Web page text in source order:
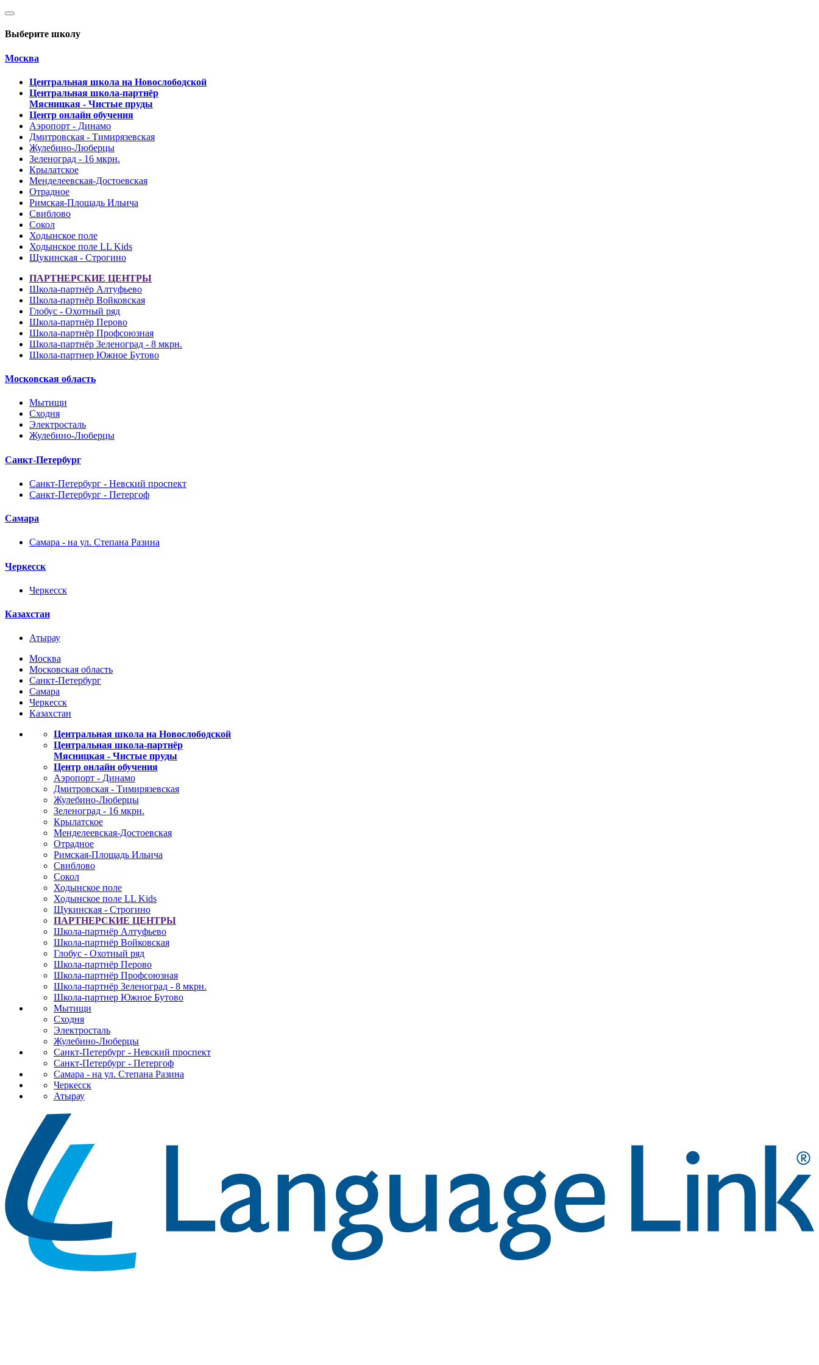
Выберите школу
Москва
Центральная школа на Новослободской
Центральная школа-партнёр
Мясницкая - Чистые пруды
Центр онлайн обучения
Аэропорт - Динамо
Дмитровская - Тимирязевская
Жулебино-Люберцы
Зеленоград - 16 мкрн.
Крылатское
Менделеевская-Достоевская
Отрадное
Римская-Площадь Ильича
Свиблово
Сокол
Ходынское поле
Ходынское поле LL Kids
Щукинская - Строгино
ПАРТНЕРСКИЕ ЦЕНТРЫ
Школа-партнёр Алтуфьево
Школа-партнёр Войковская
Глобус - Охотный ряд
Школа-партнёр Перово
Школа-партнёр Профсоюзная
Школа-партнёр Зеленоград - 8 мкрн.
Школа-партнер Южное Бутово
Московская область
Мытищи
Сходня
Электросталь
Жулебино-Люберцы
Санкт-Петербург
Санкт-Петербург - Невский проспект
Санкт-Петербург - Петергоф
Самара
Самара - на ул. Степана Разина
Черкесск
Черкесск
Казахстан
Атырау
Москва
Московская область
Санкт-Петербург
Самара
Черкесск
Казахстан
Центральная школа на Новослободской
Центральная школа-партнёр
Мясницкая - Чистые пруды
Центр онлайн обучения
Аэропорт - Динамо
Дмитровская - Тимирязевская
Жулебино-Люберцы
Зеленоград - 16 мкрн.
Крылатское
Менделеевская-Достоевская
Отрадное
Римская-Площадь Ильича
Свиблово
Сокол
Ходынское поле
Ходынское поле LL Kids
Щукинская - Строгино
ПАРТНЕРСКИЕ ЦЕНТРЫ
Школа-партнёр Алтуфьево
Школа-партнёр Войковская
Глобус - Охотный ряд
Школа-партнёр Перово
Школа-партнёр Профсоюзная
Школа-партнёр Зеленоград - 8 мкрн.
Школа-партнер Южное Бутово
Мытищи
Сходня
Электросталь
Жулебино-Люберцы
Санкт-Петербург - Невский проспект
Санкт-Петербург - Петергоф
Самара - на ул. Степана Разина
Черкесск
Атырау